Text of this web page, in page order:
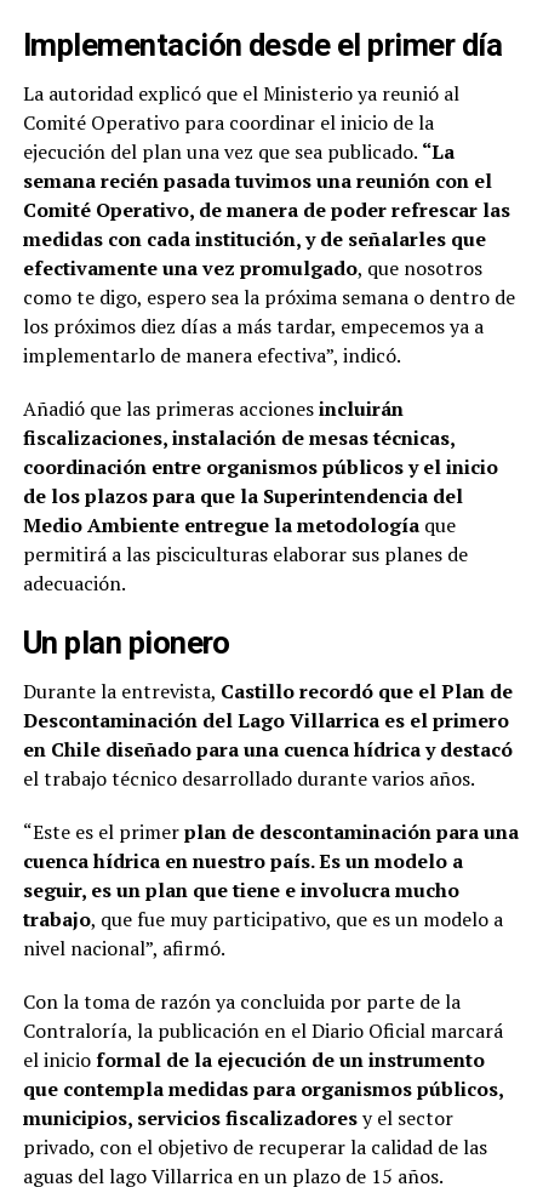
Implementación desde el primer día
La autoridad explicó que el Ministerio ya reunió al
Comité Operativo para coordinar el inicio de la
ejecución del plan una vez que sea publicado. “La
semana recién pasada tuvimos una reunión con el
Comité Operativo, de manera de poder refrescar las
medidas con cada institución, y de señalarles que
efectivamente una vez promulgado, que nosotros
como te digo, espero sea la próxima semana o dentro de
los próximos diez días a más tardar, empecemos ya a
implementarlo de manera efectiva”, indicó.
Añadió que las primeras accionesincluirán
fiscalizaciones, instalación de mesas técnicas,
coordinación entre organismos públicos y el inicio
de los plazos para que la Superintendencia del
Medio Ambiente entregue la metodología que
permitirá a las pisciculturas elaborar sus planes de
adecuación.
Un plan pionero
Durante la entrevista, Castillo recordó que el Plan de
Descontaminación del Lago Villarrica es el primero
en Chile diseñado para una cuenca hídrica y destacó
el trabajo técnico desarrollado durante varios años.
“Este es el primerplan de descontaminación para una
cuenca hídrica en nuestro país. Es un modelo a
seguir, es un plan que tiene e involucra mucho
trabajo, que fue muy participativo, que es un modelo a
nivel nacional”, afirmó.
Con la toma de razón ya concluida por parte de la
Contraloría, la publicación en el Diario Oficial marcará
el inicioformal de la ejecución de un instrumento
que contempla medidas para organismos públicos,
municipios, servicios fiscalizadoresy el sector
privado, con el objetivo de recuperar la calidad de las
aguas del lago Villarrica en un plazo de 15 años.